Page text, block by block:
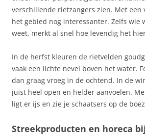
verschillende rietzangers zien. Met een
het gebied nog interessanter. Zelfs wie
weet, merkt al snel hoe levendig het
In de herfst kleuren de rietvelden
vaak een lichte nevel boven het water.
dan graag vroeg in de ochtend. In de
juist heel open en helder aanvoelen.
ligt er ijs en zie je schaatsers op de
Streekproducten en horeca